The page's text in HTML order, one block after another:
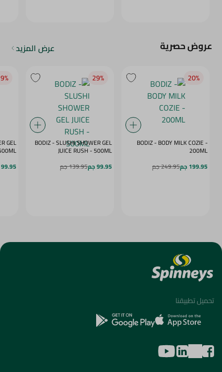
عروض حصرية عرض المزيد
20‎%‎
BODIZ - BODY MILK COZIE -
200ML
199.95 جم
249.95 جم
29‎%‎
BODIZ - SLUSHI SHOWER GEL
JUICE RUSH - 500ML
99.95 جم
139.95 جم
GEL
DAZE - 500ML
99.95 جم
تحميل تطبيقنا